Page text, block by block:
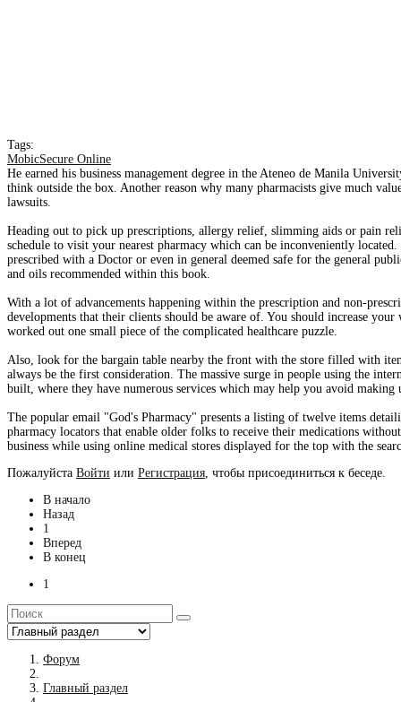
Tags:
MobicSecure Online
He earned his business management degree in the Ateneo de Manila
think outside the box. Another reason why many pharmacists give much
lawsuits.
Heading out to pick up prescriptions, allergy relief, slimming aids or pain
schedule to visit your nearest pharmacy which can be inconveniently
prescribed with a Doctor or even in general deemed safe for the general
and oils recommended within this book.
With a lot of advancements happening within the prescription and non-
developments that their clients should be aware of. You should increase
worked out one small piece of the complicated healthcare puzzle.
Also, look for the bargain table nearby the front with the store filled with
always be the first consideration. The massive surge in people using the
built, where they have numerous services which may help you avoid making
The popular email "God's Pharmacy" presents a listing of twelve items
pharmacy locators that enable older folks to receive their medications
business while using online medical stores displayed for the top with the
Пожалуйста Войти или Регистрация , чтобы присоединиться к беседе.
В начало
Назад
1
Вперед
В конец
1
Форум
Главный раздел